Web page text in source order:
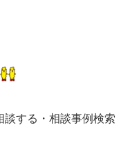
談する・相談事例検索